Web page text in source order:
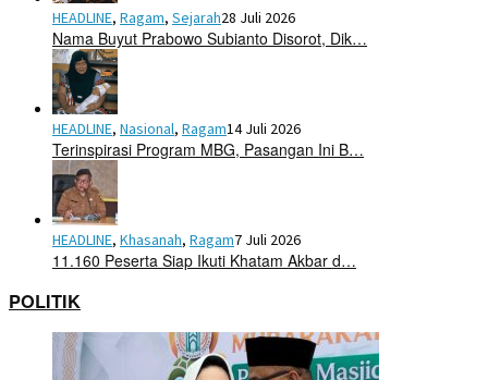
HEADLINE, Ragam, Sejarah28 Juli 2026
Nama Buyut Prabowo Subianto Disorot, Dik…
HEADLINE, Nasional, Ragam14 Juli 2026
Terinspirasi Program MBG, Pasangan Ini B…
HEADLINE, Khasanah, Ragam7 Juli 2026
11.160 Peserta Siap Ikuti Khatam Akbar d…
POLITIK